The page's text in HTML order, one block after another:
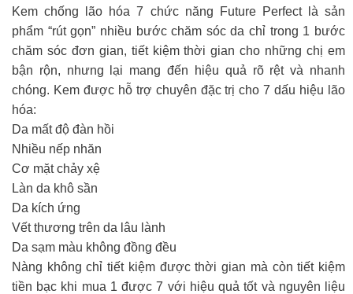
Kem chống lão hóa 7 chức năng Future Perfect là sản
phẩm “rút gọn” nhiều bước chăm sóc da chỉ trong 1 bước
chăm sóc đơn gian, tiết kiệm thời gian cho những chị em
bận rộn, nhưng lại mang đến hiệu quả rõ rệt và nhanh
chóng. Kem được hỗ trợ chuyên đặc trị cho 7 dấu hiệu lão
hóa:
Da mất độ đàn hồi
Nhiều nếp nhăn
Cơ mặt chảy xệ
Làn da khô sần
Da kích ứng
Vết thương trên da lâu lành
Da sạm màu không đồng đều
Nàng không chỉ tiết kiệm được thời gian mà còn tiết kiệm
tiền bạc khi mua 1 được 7 với hiệu quả tốt và nguyên liệu